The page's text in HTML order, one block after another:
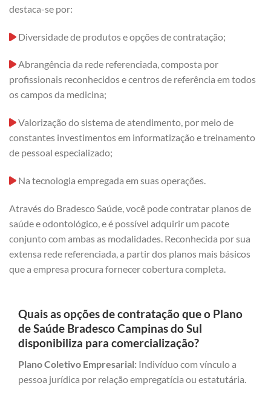
destaca-se por:
Diversidade de produtos e opções de contratação;
Abrangência da rede referenciada, composta por
profissionais reconhecidos e centros de referência em todos
os campos da medicina;
Valorização do sistema de atendimento, por meio de
constantes investimentos em informatização e treinamento
de pessoal especializado;
Na tecnologia empregada em suas operações.
Através do Bradesco Saúde, você pode contratar planos de
saúde e odontológico, e é possível adquirir um pacote
conjunto com ambas as modalidades. Reconhecida por sua
extensa rede referenciada, a partir dos planos mais básicos
que a empresa procura fornecer cobertura completa.
Quais as opções de contratação que o Plano
de Saúde Bradesco Campinas do Sul
disponibiliza para comercialização?
Plano Coletivo Empresarial: Indivíduo com vínculo a
pessoa jurídica por relação empregatícia ou estatutária.